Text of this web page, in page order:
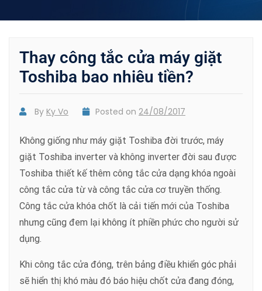
Thay công tắc cửa máy giặt
Toshiba bao nhiêu tiền?
By Ky Vo Posted on 24/08/2017
Không giống như máy giặt Toshiba đời trước, máy
giặt Toshiba inverter và không inverter đời sau được
Toshiba thiết kế thêm công tắc cửa dạng khóa ngoài
công tắc cửa từ và công tắc cửa cơ truyền thống.
Công tắc cửa khóa chốt là cải tiến mới của Toshiba
nhưng cũng đem lại không ít phiền phức cho người sử
dụng.
Khi công tắc cửa đóng, trên bảng điều khiển góc phải
sẽ hiển thị khó màu đó báo hiệu chốt cửa đang đóng,